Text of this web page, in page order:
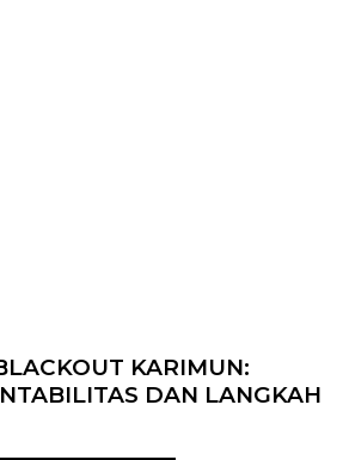
KARIMUN:
DAN LANGKAH